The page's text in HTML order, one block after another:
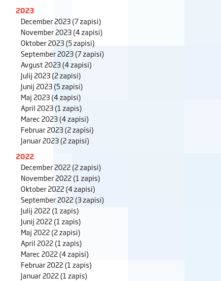
2023
December 2023(7 zapisi)
November 2023(4 zapisi)
Oktober 2023(5 zapisi)
September 2023(7 zapisi)
Avgust 2023(4 zapisi)
Julij 2023(2 zapisi)
Junij 2023(5 zapisi)
Maj 2023(4 zapisi)
April 2023(1 zapis)
Marec 2023(4 zapisi)
Februar 2023(2 zapisi)
Januar 2023(2 zapisi)
2022
December 2022(2 zapisi)
November 2022(1 zapis)
Oktober 2022(4 zapisi)
September 2022(3 zapisi)
Julij 2022(1 zapis)
Junij 2022(1 zapis)
Maj 2022(2 zapisi)
April 2022(1 zapis)
Marec 2022(4 zapisi)
Februar 2022(1 zapis)
Januar 2022(1 zapis)